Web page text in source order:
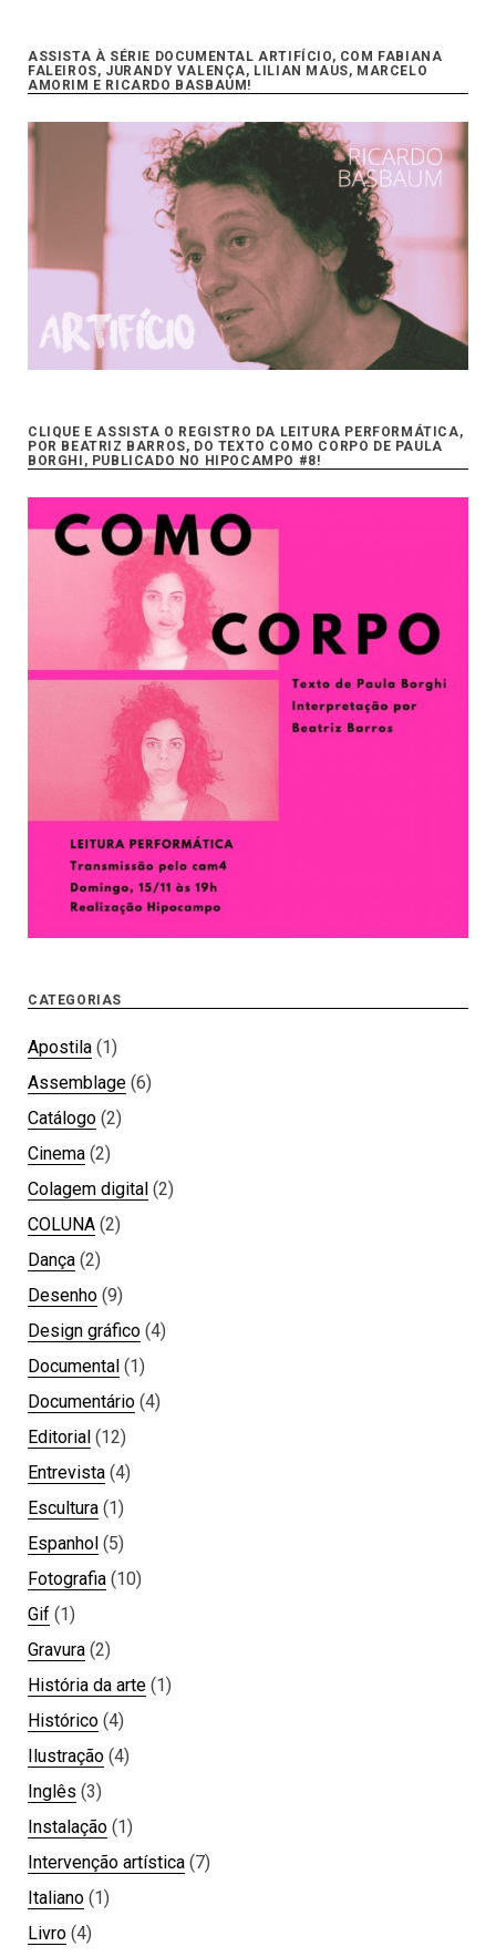
ASSISTA À SÉRIE DOCUMENTAL ARTIFÍCIO, COM FABIANA
FALEIROS, JURANDY VALENÇA, LILIAN MAUS, MARCELO
AMORIM E RICARDO BASBAUM!
CLIQUE E ASSISTA O REGISTRO DA LEITURA PERFORMÁTICA,
POR BEATRIZ BARROS, DO TEXTO COMO CORPO DE PAULA
BORGHI, PUBLICADO NO HIPOCAMPO #8!
CATEGORIAS
Apostila (1)
Assemblage (6)
Catálogo (2)
Cinema (2)
Colagem digital (2)
COLUNA (2)
Dança (2)
Desenho (9)
Design gráfico (4)
Documental (1)
Documentário (4)
Editorial (12)
Entrevista (4)
Escultura (1)
Espanhol (5)
Fotografia (10)
Gif (1)
Gravura (2)
História da arte (1)
Histórico (4)
Ilustração (4)
Inglês (3)
Instalação (1)
Intervenção artística (7)
Italiano (1)
Livro (4)